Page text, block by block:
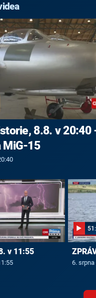
8.8. v 20:40
MiG-15
v 11:55
6. srpna